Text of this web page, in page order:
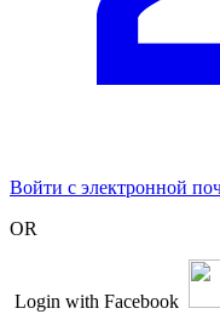
Войти с электронной
OR
Login with Facebook